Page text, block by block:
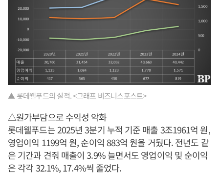
▲ 롯데웰푸드의 실적. <그래프 비즈니스포스트>
△원가부담으로 수익성 악화
롯데웰푸드는 2025년 3분기 누적 기준 매출 3조1961억 원,
영업이익 1199억 원, 순이익 883억 원을 거뒀다. 전년도 같
은 기간과 견줘 매출이 3.9% 늘면서도 영업이익 및 순이익
은 각각 32.1%, 17.4%씩 줄었다.